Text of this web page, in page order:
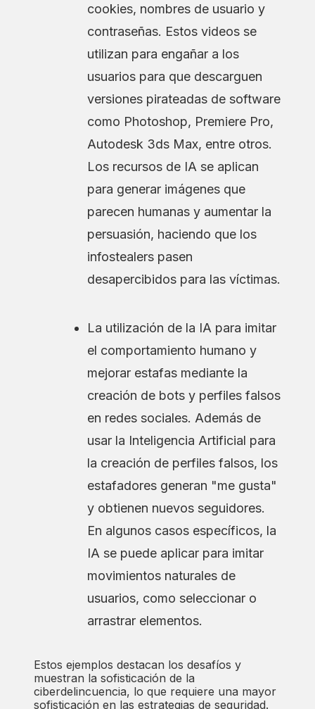
cookies, nombres de usuario y
contraseñas. Estos videos se
utilizan para engañar a los
usuarios para que descarguen
versiones pirateadas de software
como Photoshop, Premiere Pro,
Autodesk 3ds Max, entre otros.
Los recursos de IA se aplican
para generar imágenes que
parecen humanas y aumentar la
persuasión, haciendo que los
infostealers pasen
desapercibidos para las víctimas.
La utilización de la IA para imitar
el comportamiento humano y
mejorar estafas mediante la
creación de bots y perfiles falsos
en redes sociales. Además de
usar la Inteligencia Artificial para
la creación de perfiles falsos, los
estafadores generan "me gusta"
y obtienen nuevos seguidores.
En algunos casos específicos, la
IA se puede aplicar para imitar
movimientos naturales de
usuarios, como seleccionar o
arrastrar elementos.
Estos ejemplos destacan los desafíos y
muestran la sofisticación de la
ciberdelincuencia, lo que requiere una mayor
sofisticación en las estrategias de seguridad.